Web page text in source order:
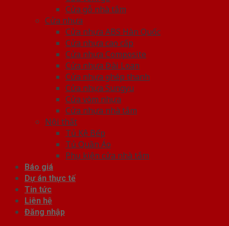
Cửa gỗ nhà tắm
Cửa nhựa
Cửa nhựa ABS Hàn Quốc
Cửa nhựa cao cấp
Cửa nhựa Composite
Cửa nhựa Đài Loan
Cửa nhựa ghép thanh
Cửa nhựa Sungyu
Cửa vòm nhựa
Cửa nhựa nhà tắm
Nội thất
Tủ Kệ Bếp
Tủ Quần Áo
Phụ kiện cửa nhà tắm
Báo giá
Dự án thực tế
Tin tức
Liên hệ
Đăng nhập